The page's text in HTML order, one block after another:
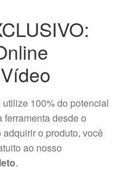
100% do potencial
desde o
o produto, você
ao nosso
.